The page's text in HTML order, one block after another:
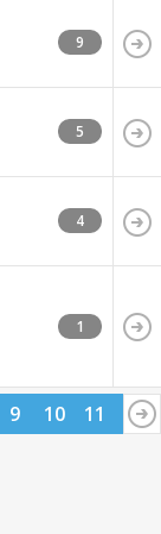
9
5
4
1
9 10 11
12